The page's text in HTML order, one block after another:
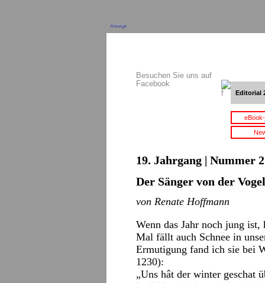
Anzeige
Besuchen Sie uns auf
Facebook
Editorial
19. Jahrgang | Nummer
Der Sänger von der
von Renate Hoffmann
Wenn das Jahr noch jung
Mal fällt auch Schnee in
Ermutigung fand ich sie bei
1230):
„Uns hât der winter geschat